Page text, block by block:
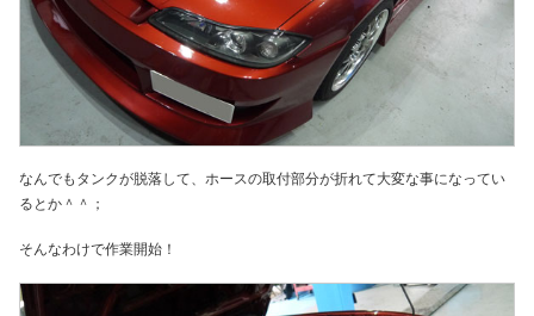
なんでもタンクが脱落して、ホースの取付部分が折れて大変な事になってい
るとか＾＾；
そんなわけで作業開始！